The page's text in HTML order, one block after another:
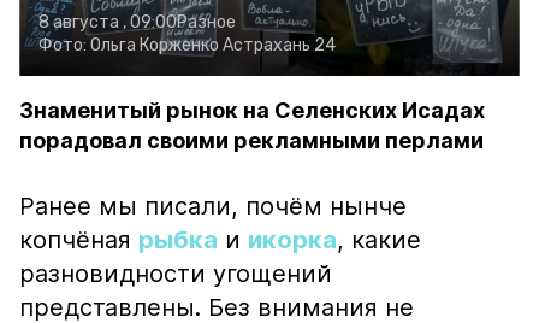
8 августа , 09:00Разное
Фото: Ольга Корженко Астрахань 24
Знаменитый рынок на Селенских Исадах
порадовал своими рекламными перлами
Ранее мы писали, почём нынче
копчёная рыбка и икорка, какие
разновидности угощений
представлены. Без внимания не